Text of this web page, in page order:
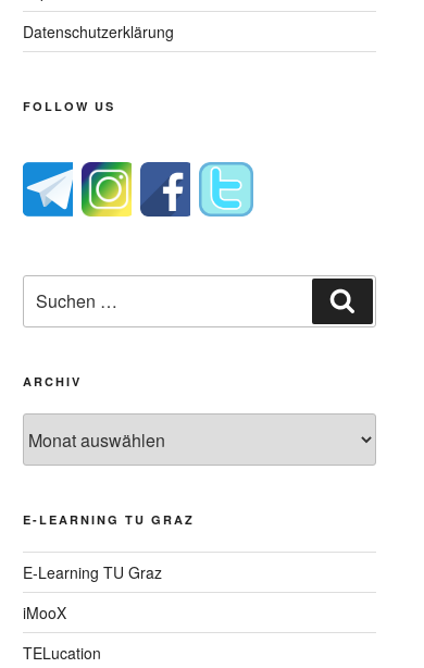
Datenschutzerklärung
FOLLOW US
nach:
ARCHIV
E-LEARNING TU GRAZ
E-Learning TU Graz
iMooX
TELucation